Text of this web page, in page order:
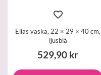
Elias väska, 22 × 29 × 40 cm,
ljusblå
529,90 kr